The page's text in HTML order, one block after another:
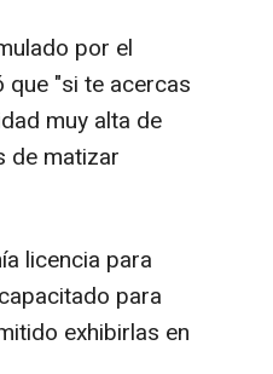
por el
que "si te acercas
muy alta de
de matizar
licencia para
para
exhibirlas en